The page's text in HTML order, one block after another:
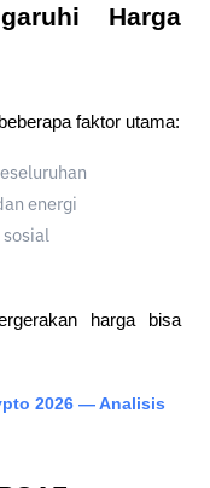
Harga
faktor utama:
energi
harga bisa
2026 — Analisis